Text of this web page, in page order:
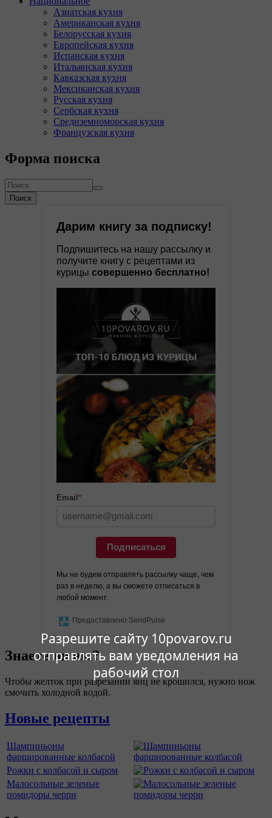
Разрешите сайту 10povarov.ru
отправлять вам уведомления на
рабочий стол
Азиатская кухня
Американская кухня
Белорусская кухня
Европейская кухня
Испанская кухня
Итальянская кухня
Кавказская кухня
Мексиканская кухня
Русская кухня
Сербская кухня
Средиземноморская кухня
Французская кухня
Форма поиска
Поиск
Дарим книгу за подписку!
Подпишитесь на нашу рассылку и
получите книгу с рецептами из
курицы совершенно бесплатно!
Email *
Подписаться
Мы не будем отправлять рассылку чаще, чем
раз в неделю, а вы сможете отписаться в
любой момент.
Предоставлено SendPulse
Знаете ли вы?
Чтобы желток при разрезании яиц не крошился, нужно нож
смочить холодной водой.
Новые рецепты
Шампиньоны
фаршированные колбасой
Рожки с колбасой и сыром
Малосольные зеленые
помидоры черри